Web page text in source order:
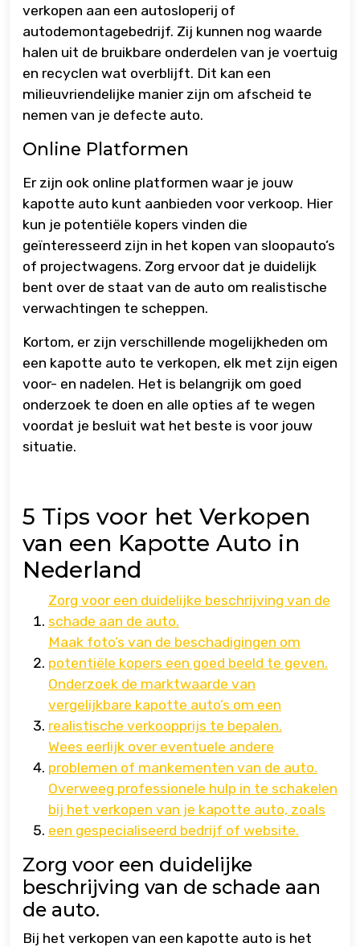
verkopen aan een autosloperij of
autodemontagebedrijf. Zij kunnen nog waarde
halen uit de bruikbare onderdelen van je voertuig
en recyclen wat overblijft. Dit kan een
milieuvriendelijke manier zijn om afscheid te
nemen van je defecte auto.
Online Platformen
Er zijn ook online platformen waar je jouw
kapotte auto kunt aanbieden voor verkoop. Hier
kun je potentiële kopers vinden die
geïnteresseerd zijn in het kopen van sloopauto’s
of projectwagens. Zorg ervoor dat je duidelijk
bent over de staat van de auto om realistische
verwachtingen te scheppen.
Kortom, er zijn verschillende mogelijkheden om
een kapotte auto te verkopen, elk met zijn eigen
voor- en nadelen. Het is belangrijk om goed
onderzoek te doen en alle opties af te wegen
voordat je besluit wat het beste is voor jouw
situatie.
5 Tips voor het Verkopen
van een Kapotte Auto in
Nederland
Zorg voor een duidelijke beschrijving van de
schade aan de auto.
Maak foto’s van de beschadigingen om
potentiële kopers een goed beeld te geven.
Onderzoek de marktwaarde van
vergelijkbare kapotte auto’s om een
realistische verkoopprijs te bepalen.
Wees eerlijk over eventuele andere
problemen of mankementen van de auto.
Overweeg professionele hulp in te schakelen
bij het verkopen van je kapotte auto, zoals
een gespecialiseerd bedrijf of website.
Zorg voor een duidelijke
beschrijving van de schade aan
de auto.
Bij het verkopen van een kapotte auto is het